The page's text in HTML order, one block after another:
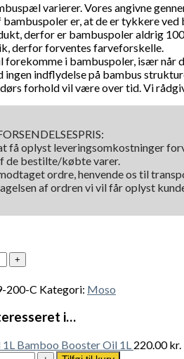
varierer. Vores angivne
bambuspoler er, at de er tykkere
derfor er bambuspoler aldrig
derfor forventes farveforskelle.
forekomme i bambuspoler, især
indflydelse på bambus
forhold vil være over tid. Vi
få oplyst leveringsomkostninger
de bestilte/købte varer.
ordre, henvende os til
af ordren vi vil får oplyst
200-C Kategori: Moso
i…
Bamboo Booster Oil 1L 220.00kr.